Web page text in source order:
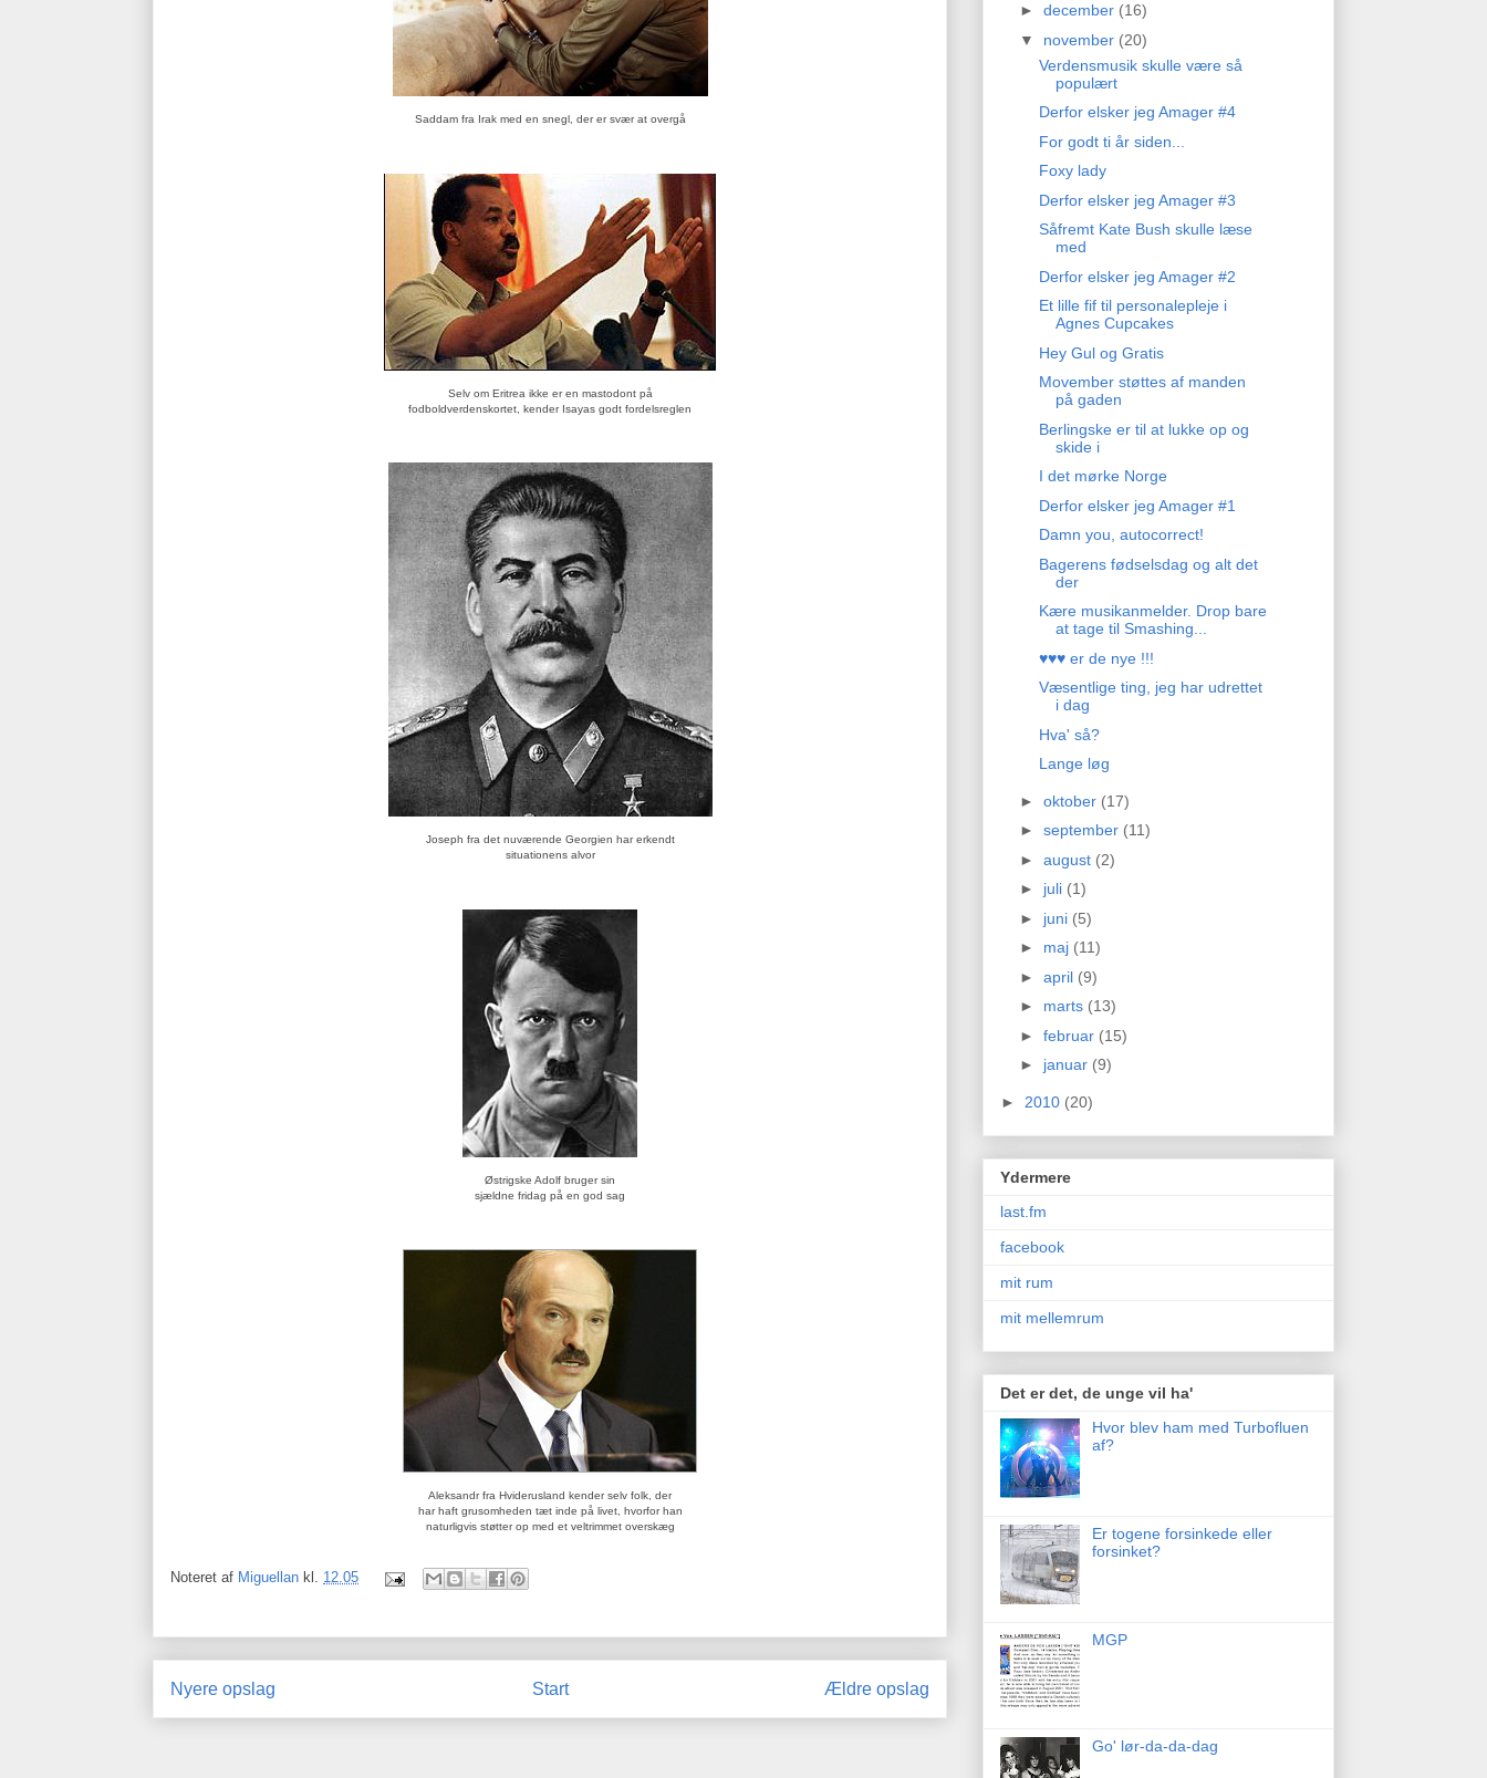
Saddam fra Irak med en snegl, der er svær at overgå
Selv om Eritrea ikke er en mastodont på
fodboldverdenskortet, kender Isayas godt fordelsreglen
Joseph fra det nuværende Georgien har erkendt
situationens alvor
Østrigske Adolf bruger sin
sjældne fridag på en god sag
Aleksandr fra Hviderusland kender selv folk, der
har haft grusomheden tæt inde på livet, hvorfor han
naturligvis støtter op med et veltrimmet overskæg
Noteret af Miguellan kl. 12.05
Nyere opslag Ældre opslag
Start
► december (16)
▼ november (20)
Verdensmusik skulle være så
populært
Derfor elsker jeg Amager #4
For godt ti år siden...
Foxy lady
Derfor elsker jeg Amager #3
Såfremt Kate Bush skulle læse
med
Derfor elsker jeg Amager #2
Et lille fif til personalepleje i
Agnes Cupcakes
Hey Gul og Gratis
Movember støttes af manden
på gaden
Berlingske er til at lukke op og
skide i
I det mørke Norge
Derfor elsker jeg Amager #1
Damn you, autocorrect!
Bagerens fødselsdag og alt det
der
Kære musikanmelder. Drop bare
at tage til Smashing...
♥♥♥ er de nye !!!
Væsentlige ting, jeg har udrettet
i dag
Hva' så?
Lange løg
► oktober (17)
► september (11)
► august (2)
► juli (1)
► juni (5)
► maj (11)
► april (9)
► marts (13)
► februar (15)
► januar (9)
► 2010 (20)
Ydermere
last.fm
facebook
mit rum
mit mellemrum
Det er det, de unge vil ha'
Hvor blev ham med Turbofluen
af?
Er togene forsinkede eller
forsinket?
MGP
Go' lør-da-da-dag